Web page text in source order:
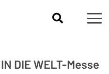
DIE WELT-Messe